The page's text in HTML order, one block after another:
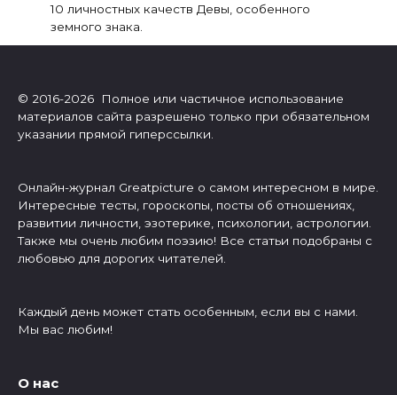
10 личностных качеств Девы, особенного
земного знака.
© 2016-2026 Полное или частичное использование
материалов сайта разрешено только при обязательном
указании прямой гиперссылки.
Онлайн-журнал Greatpicture о самом интересном в мире.
Интересные тесты, гороскопы, посты об отношениях,
развитии личности, эзотерике, психологии, астрологии.
Также мы очень любим поэзию! Все статьи подобраны с
любовью для дорогих читателей.
Каждый день может стать особенным, если вы с нами.
Мы вас любим!
О нас